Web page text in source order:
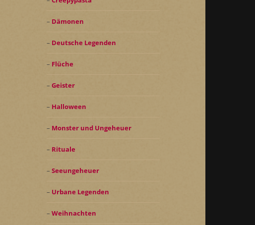
Dämonen
Deutsche Legenden
Flüche
Geister
Halloween
Monster und Ungeheuer
Rituale
Seeungeheuer
Urbane Legenden
Weihnachten